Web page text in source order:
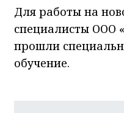
Для работы на
специалисты ООО
прошли
обучение.